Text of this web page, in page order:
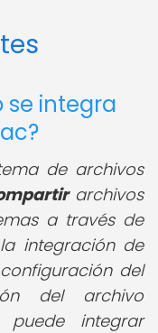
se integra
de archivos
archivos
a través de
integración de
del
del archivo
integrar